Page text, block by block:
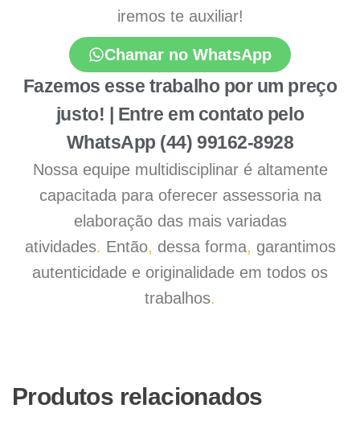
iremos te auxiliar!
Chamar no WhatsApp
Fazemos esse trabalho por um preço
justo! | Entre em contato pelo
WhatsApp (44) 99162-8928
Nossa equipe multidisciplinar é altamente
capacitada para oferecer assessoria na
elaboração das mais variadas
atividades. Então, dessa forma, garantimos
autenticidade e originalidade em todos os
trabalhos.
Produtos relacionados